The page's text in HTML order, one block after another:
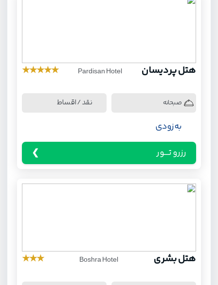
هتل پردیسان Pardisan Hotel
★
★
★
★
★
صبحانه نقد / اقساط
به زودی
رزرو تـــور
هتل بشری Boshra Hotel
★
★
★